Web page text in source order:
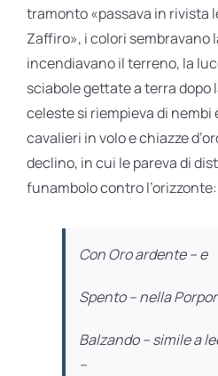
tramonto «passava in rivista
Zaffiro», i colori sembravano
incendiavano il terreno, la
sciabole gettate a terra dopo
celeste si riempieva di
cavalieri in volo e chiazze
declino, in cui le pareva di
funambolo contro l’orizzonte:
Con Oro ardente – e
Spento – nella
Balzando – simile a
–